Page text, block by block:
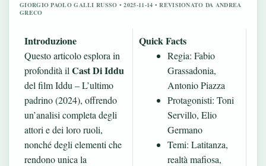
GIORGIO PAOLO GALLI RUSSO • 2025-11-14 • REVISIONATO DA ANDREA
GRECO
Introduzione
Questo articolo esplora in
profondità il Cast Di Iddu
del film Iddu – L’ultimo
padrino (2024), offrendo
un’analisi completa degli
attori e dei loro ruoli,
nonché degli elementi che
rendono unica la
Quick Facts
Regia: Fabio
Grassadonia,
Antonio Piazza
Protagonisti: Toni
Servillo, Elio
Germano
Temi: Latitanza,
realtà mafiosa,